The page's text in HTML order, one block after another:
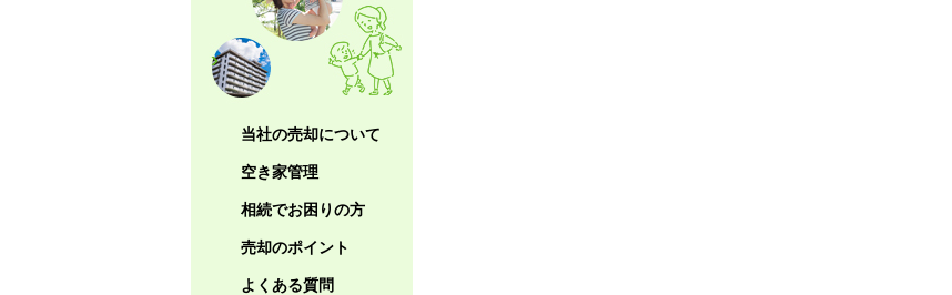
当社の売却について
空き家管理
相続でお困りの方
売却のポイント
よくある質問